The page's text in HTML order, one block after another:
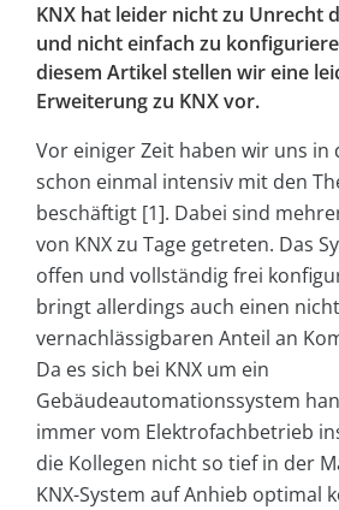
KNX hat leider nicht zu Unrecht
und nicht einfach zu
diesem Artikel stellen wir eine
Erweiterung zu KNX vor.
Vor einiger Zeit haben wir uns in
schon einmal intensiv mit den
beschäftigt [1]. Dabei sind
von KNX zu Tage getreten. Das
offen und vollständig frei
bringt allerdings auch einen
vernachlässigbaren Anteil an
Da es sich bei KNX um ein
Gebäudeautomationssystem
immer vom Elektrofachbetrieb
die Kollegen nicht so tief in der
KNX-System auf Anhieb optimal